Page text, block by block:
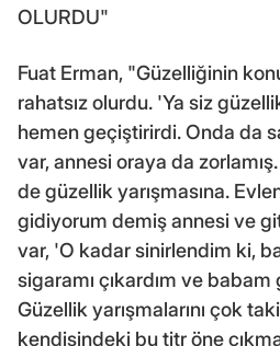
OLURDU"
Fuat Erman, "Güzelliğinin
rahatsız olurdu. 'Ya siz
hemen geçiştirirdi. Onda da
var, annesi oraya da
de güzellik yarışmasına.
gidiyorum demiş annesi ve
var, 'O kadar sinirlendim ki,
sigaramı çıkardım ve babam
Güzellik yarışmalarını çok
kendisindeki bu titr öne